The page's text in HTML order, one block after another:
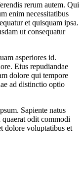
rerum autem. Qui
enim necessitatibus
et quisquam ipsa.
ut consequatur
asperiores id.
Eius repudiandae
dolore qui tempore
ad distinctio optio
Sapiente natus
odit commodi
dolore voluptatibus et